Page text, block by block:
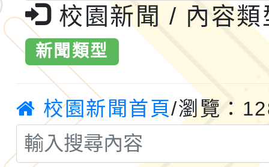
桃「我的減碳存摺2.0
案，詳如說明，請參閱
2026年新北亞洲盃暨
鐵人三項錦標賽
桃園市115學年度學生
「2026年『王牌愛／
運動系列徵選頒獎典禮
成果展」
2026城鎮韌性防空演習
桃園市大溪自造教育及
校園新聞 / 內容類
新聞類型
校園新聞首頁/瀏覽：